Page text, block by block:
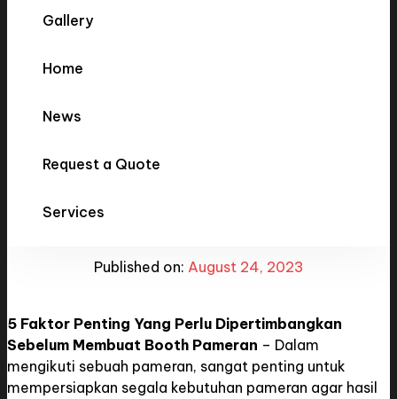
Gallery
Home
News
Request a Quote
Services
Dipertimbangkan Sebelum
Membuat Booth Pameran
Published on: August 24, 2023
5 Faktor Penting Yang Perlu Dipertimbangkan
Sebelum Membuat Booth Pameran – Dalam
mengikuti sebuah pameran, sangat penting untuk
mempersiapkan segala kebutuhan pameran agar hasil